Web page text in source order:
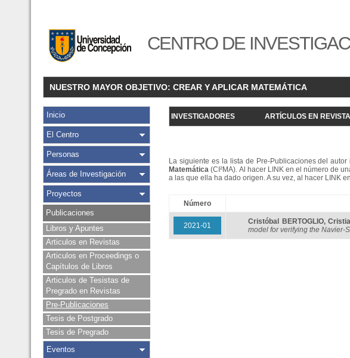
CENTRO DE
NUESTRO MAYOR OBJETIVO: CREAR Y APLICAR MATEMÁTICA
Inicio
El Centro
Personas
Áreas de Investigación
Proyectos
Publicaciones
Libros y Apuntes
Articulos en Revistas
Articulos en Proceedings o
Capítulos de Libros
Articulos de Tesistas de
Pregrado en Revistas
Pre-Publicaciones
Tesis de Postgrado
Tesis de Pregrado
Eventos
INVESTIGADORES ARTÍCULOS EN
La siguiente es la lista de Pre-Publicaciones del
Matemática (CI²MA). Al hacer LINK en el número de
a las que ella ha dado origen. A su vez, al hacer LINK
Número
2021-01 Cristóbal BERTOGLIO,
model for verifying the Navier-